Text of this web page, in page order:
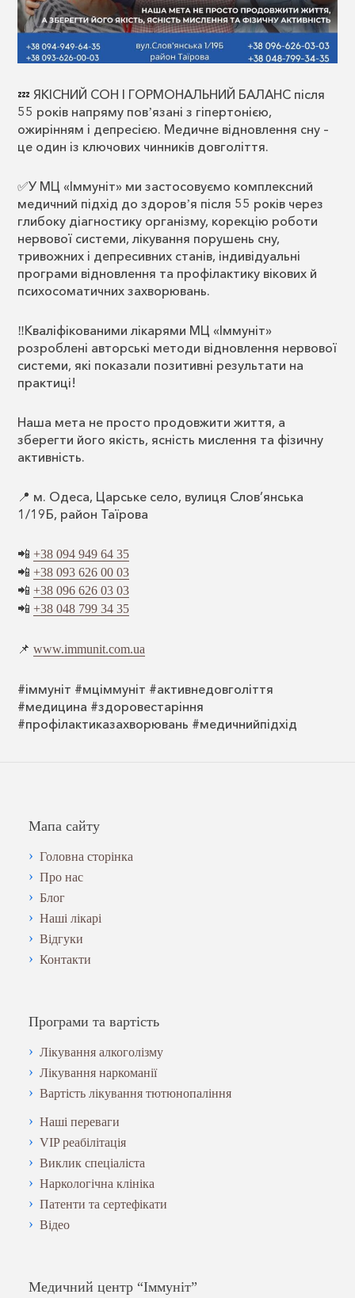
💤 ЯКІСНИЙ СОН І ГОРМОНАЛЬНИЙ БАЛАНС після
55 років напряму повʼязані з гіпертонією,
ожирінням і депресією. Медичне відновлення сну –
це один із ключових чинників довголіття.
✅У МЦ «Іммуніт» ми застосовуємо комплексний
медичний підхід до здоровʼя після 55 років через
глибоку діагностику організму, корекцію роботи
нервової системи, лікування порушень сну,
тривожних і депресивних станів, індивідуальні
програми відновлення та профілактику вікових й
психосоматичних захворювань.
‼️Кваліфікованими лікарями МЦ «Іммуніт»
розроблені авторські методи відновлення нервової
системи, які показали позитивні результати на
практиці!
Наша мета не просто продовжити життя, а
зберегти його якість, ясність мислення та фізичну
активність.
📍 м. Одеса, Царське село, вулиця Слов’янська
1/19Б, район Таїрова
📲 +38 094 949 64 35
📲 +38 093 626 00 03
📲 +38 096 626 03 03
📲 +38 048 799 34 35
📌 www.immunit.com.ua
#іммуніт #мціммуніт #активнедовголіття
#медицина #здоровестаріння
#профілактиказахворювань #медичнийпідхід
Мапа сайту
Головна сторінка
Про нас
Блог
Наші лікарі
Відгуки
Контакти
Програми та вартість
Лікування алкоголізму
Лікування наркоманії
Вартість лікування тютюнопаління
Наші переваги
VIP реабілітація
Виклик спеціаліста
Наркологічна клініка
Патенти та сертефікати
Відео
Медичний центр “Іммуніт”